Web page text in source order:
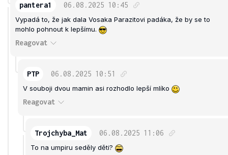
pantera1 06.08.2025 10:45
Vypadá to, že jak dala Vosaka Parazitovi padáka, že by se to
mohlo pohnout k lepšímu.
Reagovat
PTP 06.08.2025 10:51
V souboji dvou mamin asi rozhodlo lepší mlíko
Reagovat
Trojchyba_Mat 06.08.2025 11:06
To na umpiru seděly děti?